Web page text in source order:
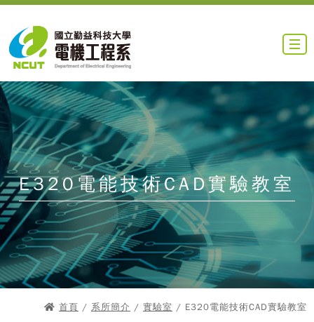
E320電能技術CAD實驗教室
首頁 / 系所簡介 / 實驗室 / E320電能技術CAD實驗教室